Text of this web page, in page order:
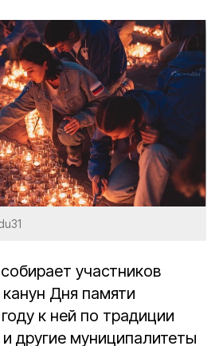
участников
Дня памяти
к ней по традиции
другие муниципалитеты